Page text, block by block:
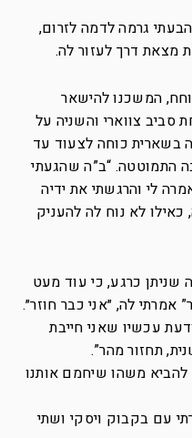
גרמה לדמה לזרום,
מצאת דרך לעזור לה.
המשכנו להישאר
סביב צווארי והשניה על
בשארית כוחה לצעוד עד
התמוטטה. “ב”ה שהגעתי
לי והרגשתי את ידיה
לא נוח לה להעניק
כרגע, כי עוד מעט
אמרתי לה, ״אני כבר חוזר״.
עכשיו שאני חייבת
תחזור מהר”.
להביא משהו שיחמם אותנו
עם בקבוק ויסקי ושתי